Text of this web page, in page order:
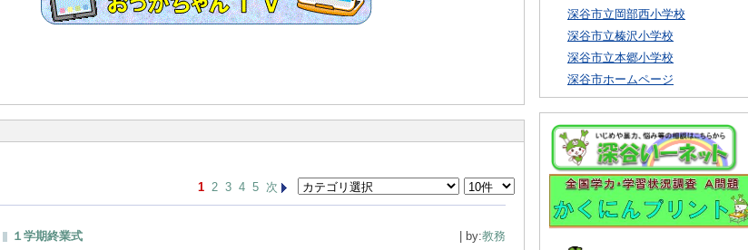
1 2 3 4 5 次
１学期終業式 | by:教務
深谷市立岡部西小学校
深谷市立榛沢小学校
深谷市立本郷小学校
深谷市ホームページ